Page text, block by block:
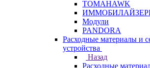
TOMAHAWK
Модули
PANDORA
Расходные материалы и
устройства
Назад
Расходные